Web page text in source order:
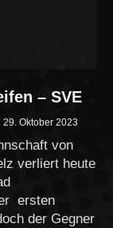
– SVE
29. Oktober 2023
von
verliert heute
ersten
der Gegner